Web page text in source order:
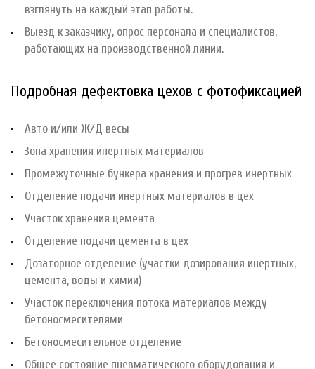
взглянуть на каждый этап работы.
Выезд к заказчику, опрос персонала и специалистов,
работающих на производственной линии.
Подробная дефектовка цехов с фотофиксацией
Авто и/или Ж/Д весы
Зона хранения инертных материалов
Промежуточные бункера хранения и прогрев инертных
Отделение подачи инертных материалов в цех
Участок хранения цемента
Отделение подачи цемента в цех
Дозаторное отделение (участки дозирования инертных,
цемента, воды и химии)
Участок переключения потока материалов между
бетоносмесителями
Бетоносмесительное отделение
Общее состояние пневматического оборудования и